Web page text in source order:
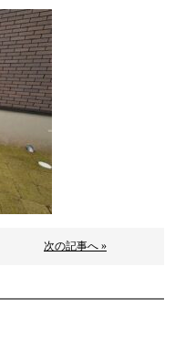
次の記事へ »